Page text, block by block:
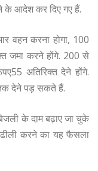
के आदेश कर दिए गए हैं.
वहन करना होगा, 100
जमा करने होंगे. 200 से
अतिरिक्त देने होंगे.
देने पड़ सकते हैं.
के दाम बढ़ाए जा चुके
करने का यह फैसला